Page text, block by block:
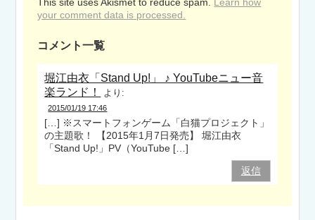
your comment data is processed.
コメント一覧
堀江由衣「Stand Up!」 ♪ YouTubeニュー音
楽ランド！
より:
2015/01/19 17:46
[…] ※スマートフォンゲーム「白猫プロジェクト」
の主題歌！ 【2015年1月7日発売】 堀江由衣
「Stand Up!」PV（YouTube […]
返信